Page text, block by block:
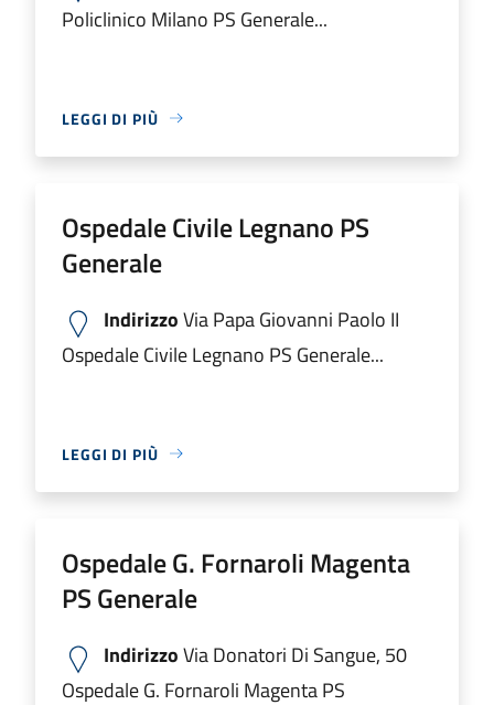
Policlinico Milano PS Generale...
LEGGI DI PIÙ
Ospedale Civile Legnano PS
Generale
IndirizzoVia Papa Giovanni Paolo II
Ospedale Civile Legnano PS Generale...
LEGGI DI PIÙ
Ospedale G. Fornaroli Magenta
PS Generale
IndirizzoVia Donatori Di Sangue, 50
Ospedale G. Fornaroli Magenta PS